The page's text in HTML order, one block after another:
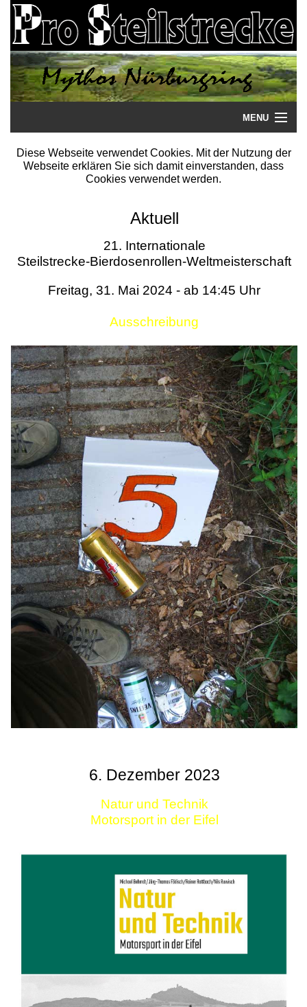
MENU
Startseite
Literatur
Termine
Diese Webseite verwendet Cookies. Mit der Nutzung der
Webseite erklären Sie sich damit einverstanden, dass
Cookies verwendet werden.
Aktuell
21. Internationale
Steilstrecke-Bierdosenrollen-Weltmeisterschaft
Freitag, 31. Mai 2024 - ab 14:45 Uhr
Ausschreibung
6. Dezember 2023
Natur und Technik
Motorsport in der Eifel